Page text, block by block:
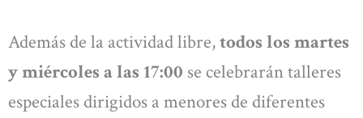
Además de la actividad libre,todos los martes
y miércoles a las 17:00 se celebrarán talleres
especiales dirigidos a menores de diferentes